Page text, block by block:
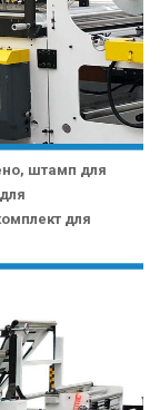
штамп для
для